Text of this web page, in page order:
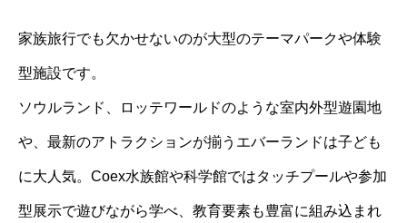
家族旅行でも欠かせないのが大型のテーマパークや体験
型施設です。
ソウルランド、ロッテワールドのような室内外型遊園地
や、最新のアトラクションが揃うエバーランドは子ども
に大人気。Coex水族館や科学館ではタッチプールや参加
型展示で遊びながら学べ、教育要素も豊富に組み込まれ